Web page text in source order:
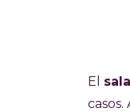
El